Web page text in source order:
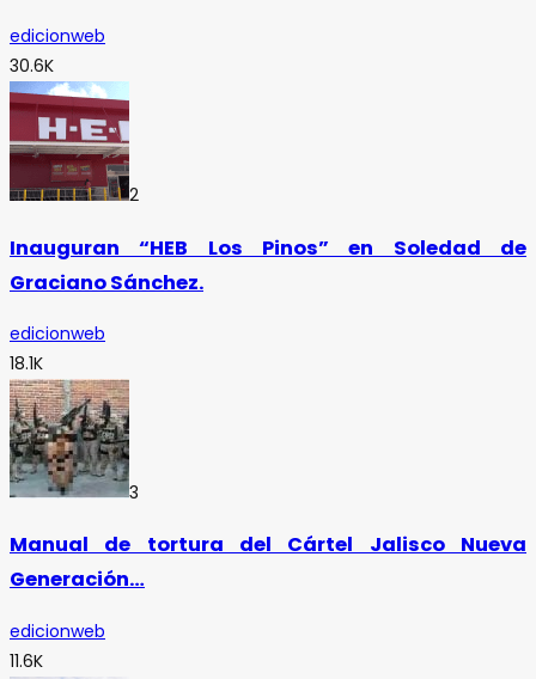
edicionweb
30.6K
2
Inauguran “HEB Los Pinos” en Soledad de
Graciano Sánchez.
edicionweb
18.1K
3
Manual de tortura del Cártel Jalisco Nueva
Generación…
edicionweb
11.6K